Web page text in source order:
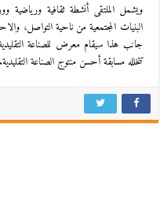
ويشمل الملتقى أنشطة ثقافية ورياضية
البنيات المجتمعية من ناحية التواصل،
جانب هذا سيقام معرض للصناعة التقليدية
تتخلله مسابقة أحسن منتوج الصناعة التقليدية.